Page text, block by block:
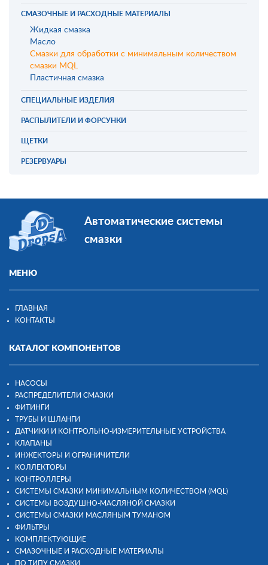
СМАЗОЧНЫЕ И РАСХОДНЫЕ МАТЕРИАЛЫ
Жидкая смазка
Масло
Смазки для обработки с минимальным количеством
смазки MQL
Пластичная смазка
СПЕЦИАЛЬНЫЕ ИЗДЕЛИЯ
РАСПЫЛИТЕЛИ И ФОРСУНКИ
ЩЕТКИ
РЕЗЕРВУАРЫ
Автоматические системы
смазки
МЕНЮ
ГЛАВНАЯ
КОНТАКТЫ
КАТАЛОГ КОМПОНЕНТОВ
НАСОСЫ
РАСПРЕДЕЛИТЕЛИ СМАЗКИ
ФИТИНГИ
ТРУБЫ И ШЛАНГИ
ДАТЧИКИ И КОНТРОЛЬНО-ИЗМЕРИТЕЛЬНЫЕ УСТРОЙСТВА
КЛАПАНЫ
ИНЖЕКТОРЫ И ОГРАНИЧИТЕЛИ
КОЛЛЕКТОРЫ
КОНТРОЛЛЕРЫ
СИСТЕМЫ СМАЗКИ МИНИМАЛЬНЫМ КОЛИЧЕСТВОМ (MQL)
СИСТЕМЫ ВОЗДУШНО-МАСЛЯНОЙ СМАЗКИ
СИСТЕМЫ СМАЗКИ МАСЛЯНЫМ ТУМАНОМ
ФИЛЬТРЫ
КОМПЛЕКТУЮЩИЕ
СМАЗОЧНЫЕ И РАСХОДНЫЕ МАТЕРИАЛЫ
ПО ТИПУ СМАЗКИ